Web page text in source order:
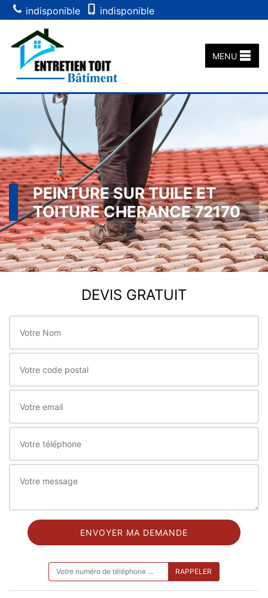
indisponible indisponible
MENU
PEINTURE SUR TUILE ET
TOITURE CHERANCE 72170
DEVIS GRATUIT